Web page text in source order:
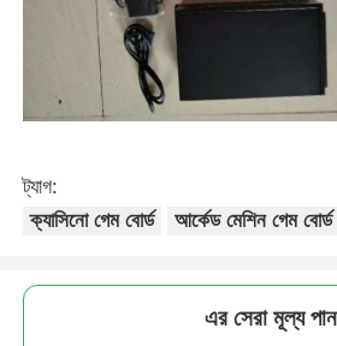
ট্যাগ:
ক্যাসিনো গেম বোর্ড
আর্কেড মেশিন গেম বোর্ড
এর সেরা মূল্য পান